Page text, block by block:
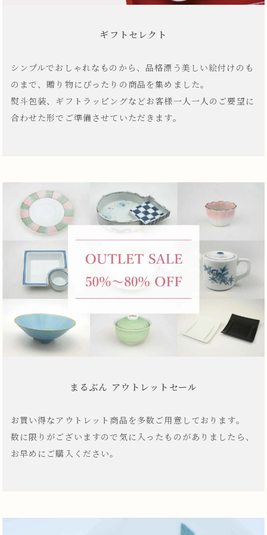
ギフトセレクト
シンプルでおしゃれなものから、品格漂う美しい絵付けのも
のまで、贈り物にぴったりの商品を集めました。
熨斗包装、ギフトラッピングなどお客様一人一人のご要望に
合わせた形でご準備させていただきます。
まるぶん アウトレットセール
お買い得なアウトレット商品を多数ご用意しております。
数に限りがございますので気に入ったものがありましたら、
お早めにご購入ください。